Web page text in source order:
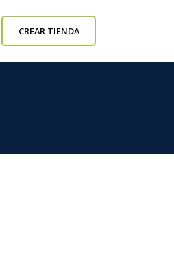
CREAR TIENDA